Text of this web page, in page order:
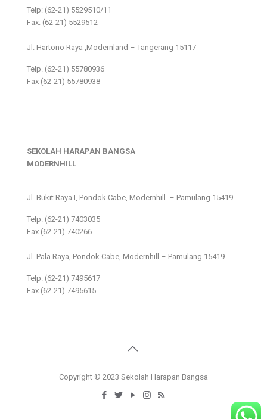
Telp: (62-21) 5529510/11
Fax: (62-21) 5529512
Jl. Hartono Raya ,Modernland – Tangerang 15117
Telp. (62-21) 55780936
Fax (62-21) 55780938
SEKOLAH HARAPAN BANGSA
MODERNHILL
Jl. Bukit Raya I, Pondok Cabe, Modernhill – Pamulang 15419
Telp. (62-21) 7403035
Fax (62-21) 740266
Jl. Pala Raya, Pondok Cabe, Modernhill – Pamulang 15419
Telp. (62-21) 7495617
Fax (62-21) 7495615
Copyright © 2023 Sekolah Harapan Bangsa